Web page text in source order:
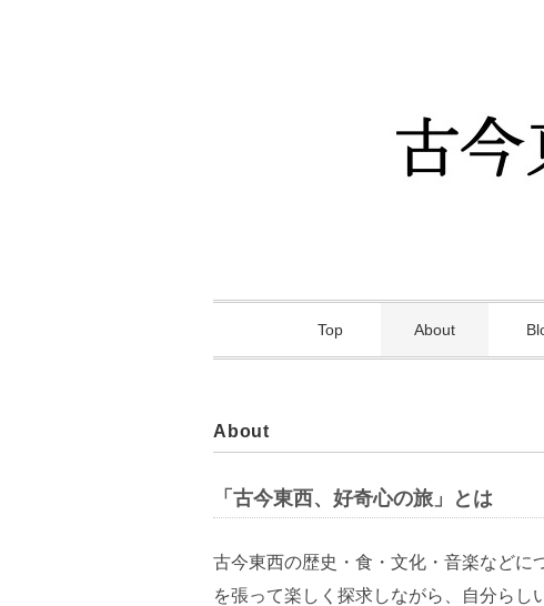
Top About
About
「古今東西、好奇心の旅」とは
古今東西の歴史・食・文化・音楽などに
を張って楽しく探求しながら、自分ら